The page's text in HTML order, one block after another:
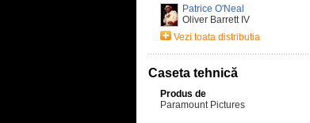
Patrice O'Neal
Oliver Barrett IV
Vezi toata distributia
Caseta tehnică
Produs de
Paramount Pictures